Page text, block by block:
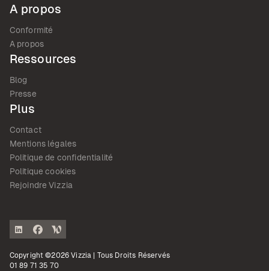
A propos
Conformité
A propos
Ressources
Blog
Presse
Plus
Contact
Mentions légales
Politique de confidentialité
Politique cookies
Rejoindre Vizzia
Copyright ©2026 Vizzia | Tous Droits Réservés
01 89 71 35 70